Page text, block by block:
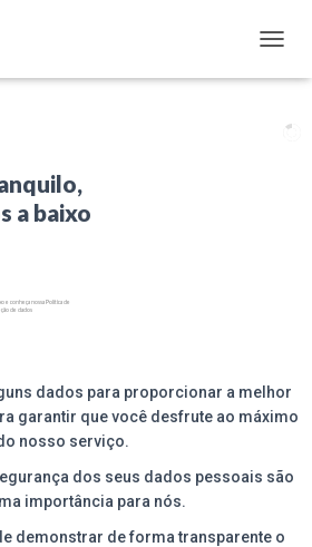
L
O
a baixo
e conheça nossa Política de
de dados
dados para proporcionar a melhor
garantir que você desfrute ao máximo
nosso serviço.
dos seus dados pessoais são
importância para nós.
demonstrar de forma transparente o